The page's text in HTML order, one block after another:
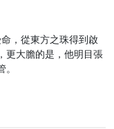
，從東方之珠得到啟
更大膽的是，他明目張